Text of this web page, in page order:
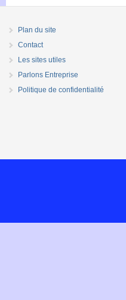
Plan du site
Contact
Les sites utiles
Parlons Entreprise
Politique de confidentialité